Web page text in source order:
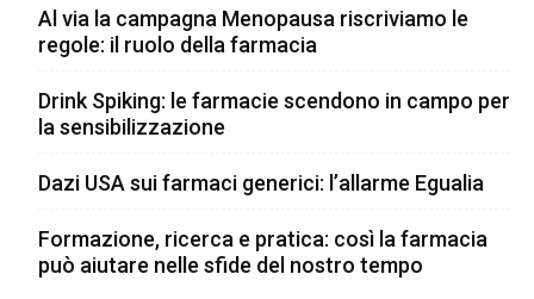
Al via la campagna Menopausa riscriviamo le
regole: il ruolo della farmacia
Drink Spiking: le farmacie scendono in campo per
la sensibilizzazione
Dazi USA sui farmaci generici: l’allarme Egualia
Formazione, ricerca e pratica: così la farmacia
può aiutare nelle sfide del nostro tempo